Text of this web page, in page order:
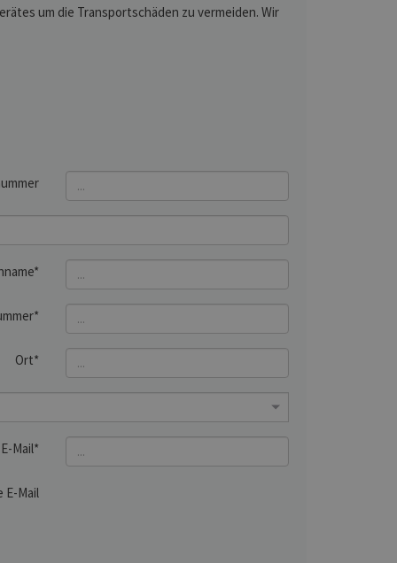
um die Transportschäden zu vermeiden. Wir
Ort*
E-Mail*
Mail